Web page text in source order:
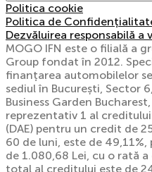
Politica cookie
Politica de
Dezvăluirea responsabilă a
MOGO IFN este o filială a
Group fondat în 2012.
finanțarea automobilelor
sediul în București, Sector
Business Garden
reprezentativ 1 al
(DAE) pentru un credit de
60 de luni, este de
de 1.080,68 Lei, cu o rată
total al creditului este de